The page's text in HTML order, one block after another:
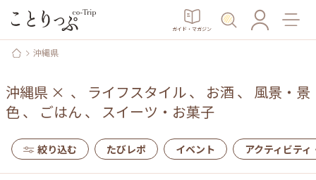
ガイド・マガジン
沖縄県
沖縄県 × 、 ライフスタイル、 お酒 、 風景・景
色、 ごはん 、 スイーツ・お菓子
絞り込む たびレポ イベント アクティビティ